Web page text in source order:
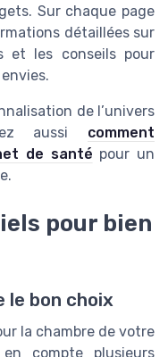
Sur chaque page
détaillées sur
et les conseils pour
de l’univers
aussi comment
de santé pour un
pour bien
le bon choix
la chambre de votre
compte plusieurs